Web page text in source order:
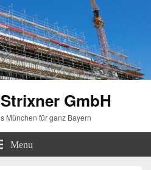
GmbH
München für ganz Bayern
Menu